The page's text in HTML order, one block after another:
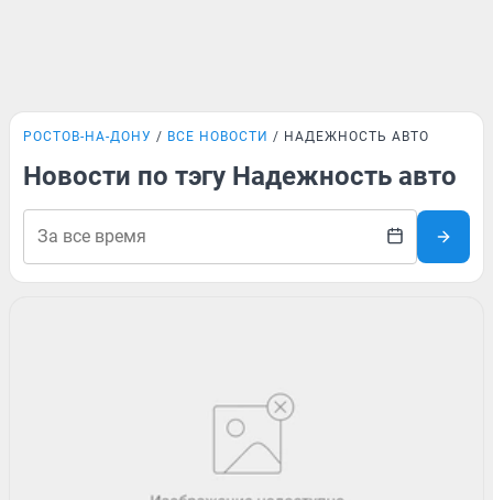
РОСТОВ-НА-ДОНУ ВСЕ НОВОСТИ НАДЕЖНОСТЬ АВТО
Новости по тэгу Надежность авто